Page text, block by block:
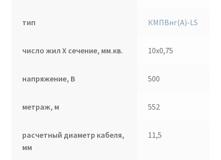
тип КМПВнг(А)-LS
число жил Х сечение, мм.кв. 10х0,75
напряжение, В 500
метраж, м 552
расчетный диаметр кабеля,
мм
11,5